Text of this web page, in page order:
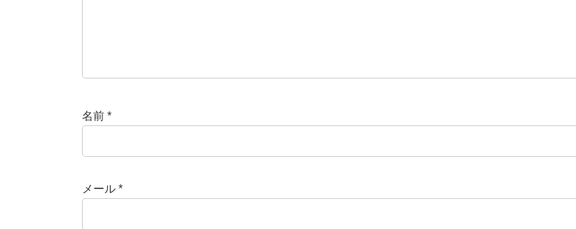
名前 *
メール *